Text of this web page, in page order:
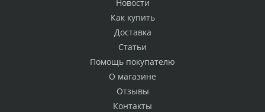
Новости
Как купить
Доставка
Статьи
Помощь покупателю
О магазине
Отзывы
Контакты